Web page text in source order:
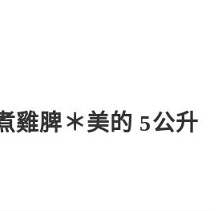
雞脾＊美的 5公升